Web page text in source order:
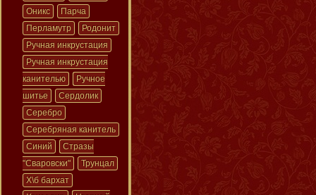
Оникс
Парча
Перламутр
Родонит
Ручная инкрустация
Ручная инкрустация
канителью
Ручное
шитье
Сердолик
Серебро
Серебряная канитель
Синий
Стразы
"Сваровски"
Трунцал
Х\б бархат